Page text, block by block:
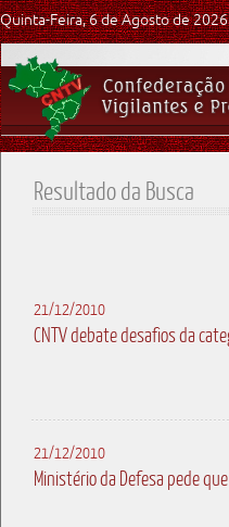
Quinta-Feira, 6 de Agosto de 2026
Resultado da Busca
21/12/2010
CNTV debate desafios da
21/12/2010
Ministério da Defesa pede